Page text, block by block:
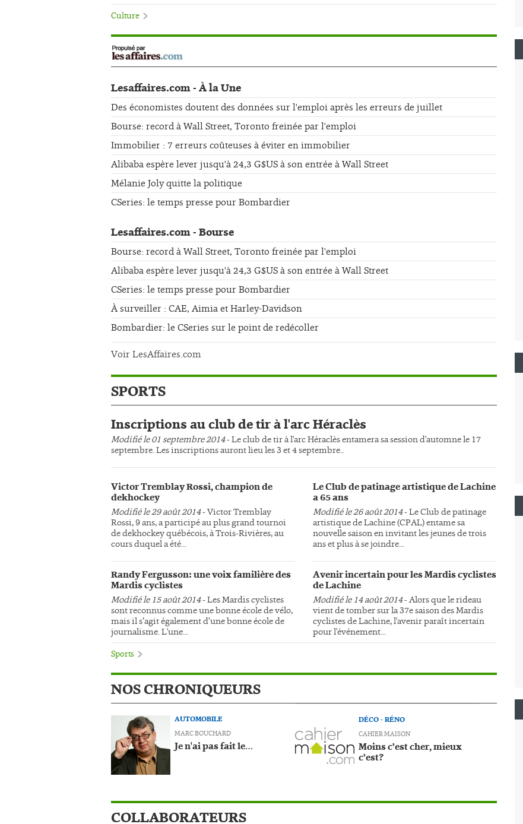
Culture
Lesaffaires.com - À la Une
Des économistes doutent des données sur l'emploi après les erreurs de juillet
Bourse: record à Wall Street, Toronto freinée par l'emploi
Immobilier : 7 erreurs coûteuses à éviter en immobilier
Alibaba espère lever jusqu'à 24,3 G$US à son entrée à Wall Street
Mélanie Joly quitte la politique
CSeries: le temps presse pour Bombardier
Lesaffaires.com - Bourse
Bourse: record à Wall Street, Toronto freinée par l'emploi
Alibaba espère lever jusqu'à 24,3 G$US à son entrée à Wall Street
CSeries: le temps presse pour Bombardier
À surveiller : CAE, Aimia et Harley-Davidson
Bombardier: le CSeries sur le point de redécoller
Voir LesAffaires.com
SPORTS
Inscriptions au club de tir à l'arc Héraclès
Modifié le 01 septembre 2014- Le club de tir à l'arc Héraclès entamera sa session d'automne le 17
septembre. Les inscriptions auront lieu les 3 et 4 septembre..
Victor Tremblay Rossi, champion de
dekhockey
Modifié le 29 août 2014- Victor Tremblay
Rossi, 9 ans, a participé au plus grand tournoi
de dekhockey québécois, à Trois-Rivières, au
cours duquel a été...
Randy Fergusson: une voix familière des
Mardis cyclistes
Modifié le 15 août 2014- Les Mardis cyclistes
sont reconnus comme une bonne école de vélo,
mais il s’agit également d’une bonne école de
journalisme. L'une...
Le Club de patinage artistique de Lachine
a 65 ans
Modifié le 26 août 2014- Le Club de patinage
artistique de Lachine (CPAL) entame sa
nouvelle saison en invitant les jeunes de trois
ans et plus à se joindre...
Avenir incertain pour les Mardis cyclistes
de Lachine
Modifié le 14 août 2014- Alors que le rideau
vient de tomber sur la 37e saison des Mardis
cyclistes de Lachine, l'avenir paraît incertain
pour l'événement...
Sports
NOS CHRONIQUEURS
AUTOMOBILE
MARC BOUCHARD
Je n'ai pas fait le…
DÉCO - RÉNO
CAHIER MAISON
Moins c’est cher, mieux
c’est?
COLLABORATEURS